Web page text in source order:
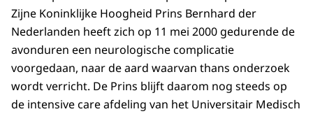
Zijne Koninklijke Hoogheid Prins Bernhard der
Nederlanden heeft zich op 11 mei 2000 gedurende de
avonduren een neurologische complicatie
voorgedaan, naar de aard waarvan thans onderzoek
wordt verricht. De Prins blijft daarom nog steeds op
de intensive care afdeling van het Universitair Medisch